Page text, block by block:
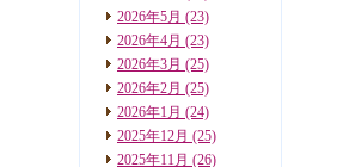
2026年5月 (23)
2026年4月 (23)
2026年3月 (25)
2026年2月 (25)
2026年1月 (24)
2025年12月 (25)
2025年11月 (26)